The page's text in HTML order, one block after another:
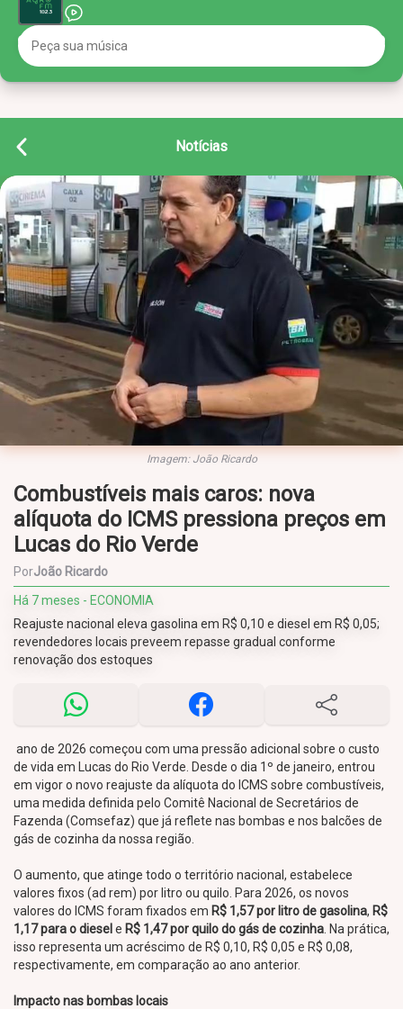
Notícias
Imagem: João Ricardo
Combustíveis mais caros: nova
alíquota do ICMS pressiona preços em
Lucas do Rio Verde
PorJoão Ricardo
Há 7 meses - ECONOMIA
Reajuste nacional eleva gasolina em R$ 0,10 e diesel em R$ 0,05;
revendedores locais preveem repasse gradual conforme
renovação dos estoques
ano de 2026 começou com uma pressão adicional sobre o custo
de vida em Lucas do Rio Verde. Desde o dia 1º de janeiro, entrou
em vigor o novo reajuste da alíquota do ICMS sobre combustíveis,
uma medida definida pelo Comitê Nacional de Secretários de
Fazenda (Comsefaz) que já reflete nas bombas e nos balcões de
gás de cozinha da nossa região.
O aumento, que atinge todo o território nacional, estabelece
valores fixos (ad rem) por litro ou quilo. Para 2026, os novos
valores do ICMS foram fixados em R$ 1,57 por litro de gasolina, R$
1,17 para o diesel e R$ 1,47 por quilo do gás de cozinha . Na prática,
isso representa um acréscimo de R$ 0,10, R$ 0,05 e R$ 0,08,
respectivamente, em comparação ao ano anterior.
Impacto nas bombas locais